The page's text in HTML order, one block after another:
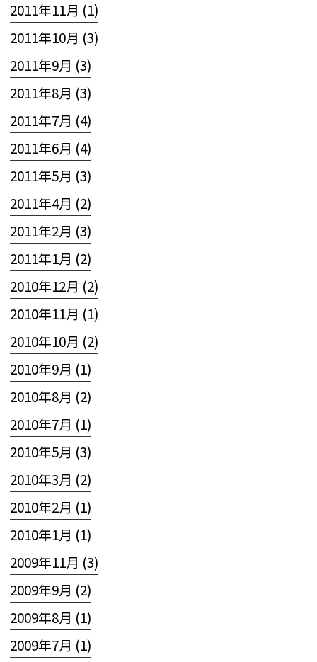
2011年11月 (1)
2011年10月 (3)
2011年9月 (3)
2011年8月 (3)
2011年7月 (4)
2011年6月 (4)
2011年5月 (3)
2011年4月 (2)
2011年2月 (3)
2011年1月 (2)
2010年12月 (2)
2010年11月 (1)
2010年10月 (2)
2010年9月 (1)
2010年8月 (2)
2010年7月 (1)
2010年5月 (3)
2010年3月 (2)
2010年2月 (1)
2010年1月 (1)
2009年11月 (3)
2009年9月 (2)
2009年8月 (1)
2009年7月 (1)